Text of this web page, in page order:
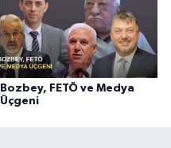
Bozbey, FETÖ ve Medya
Üçgeni